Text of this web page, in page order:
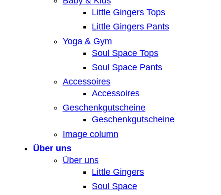
Little Gingers Tops
Little Gingers Pants
Yoga & Gym
Soul Space Tops
Soul Space Pants
Accessoires
Accessoires
Geschenkgutscheine
Geschenkgutscheine
Image column
Über uns
Über uns
Little Gingers
Soul Space